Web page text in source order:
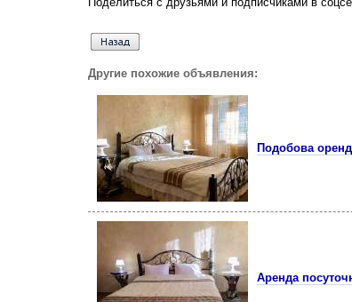
Другие похожие объявления:
Подобова
Аренда